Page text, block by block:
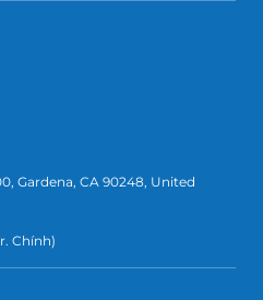
Gardena, CA 90248, United
Chính)